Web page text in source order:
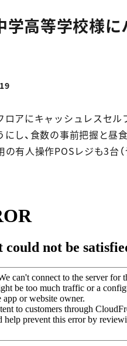
学高等学校様
ロアにキャッシュレスセ
し、食数の事前把握と昼
有人操作POSレジも3台